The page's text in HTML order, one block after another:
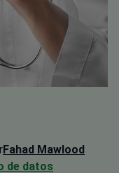
Fahad Mawlood
de datos